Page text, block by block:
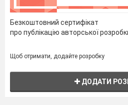
Варіант 2
Дано :А(1;-3), В(3;-1),
Безкоштовний сертифікат
про публікацію авторської
Щоб отримати, додайте розробку
ДОДАТИ